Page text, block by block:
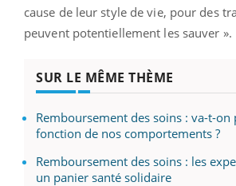
cause de leur style de vie, pour des
peuvent potentiellement les sauver ».
SUR LE MÊME THÈME
Remboursement des soins : va-t-on
fonction de nos comportements ?
Remboursement des soins : les
un panier santé solidaire